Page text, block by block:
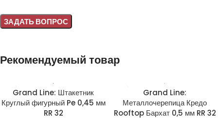
Рекомендуемый товар
Grand Line: Штакетник
Круглый фигурный Pe 0,45 мм
RR 32
Grand Line:
Металлочерепица Кредо
Rooftop Бархат 0,5 мм RR 32